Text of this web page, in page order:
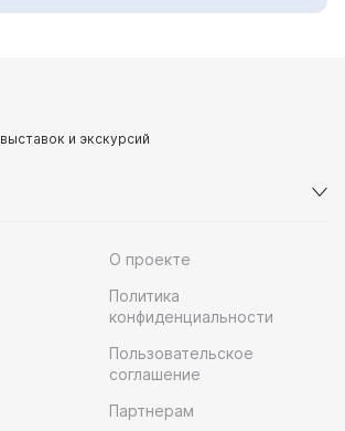
и экскурсий
О проекте
Политика
конфиденциальности
Пользовательское
соглашение
Партнерам